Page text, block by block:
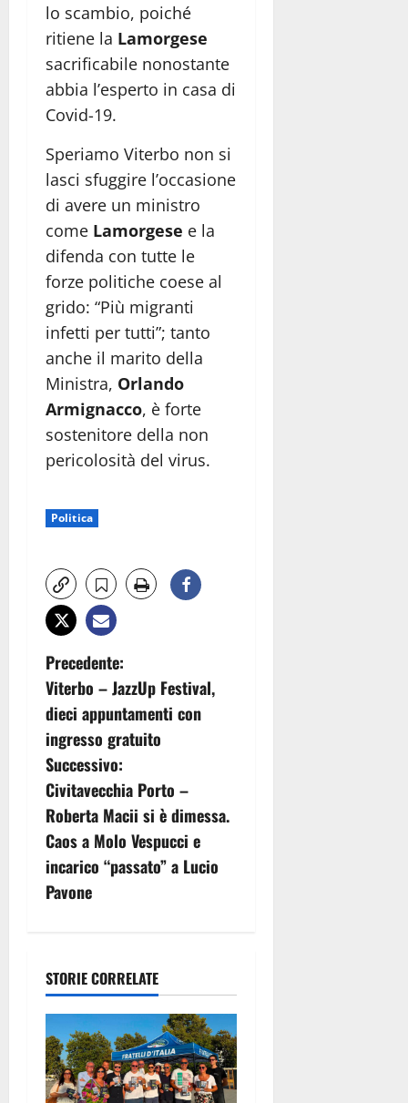
lo scambio, poiché
ritiene la Lamorgese
sacrificabile nonostante
abbia l’esperto in casa di
Covid-19.
Speriamo Viterbo non si
lasci sfuggire l’occasione
di avere un ministro
come Lamorgese e la
difenda con tutte le
forze politiche coese al
grido: “Più migranti
infetti per tutti”; tanto
anche il marito della
Ministra, Orlando
Armignacco, è forte
sostenitore della non
pericolosità del virus.
Politica
N
a
v
i
g
a
z
o
n
e
a
Precedente:
Viterbo – JazzUp Festival,
dieci appuntamenti con
ingresso gratuito
Successivo:
Civitavecchia Porto –
Roberta Macii si è dimessa.
Caos a Molo Vespucci e
incarico “passato” a Lucio
Pavone
STORIE CORRELATE